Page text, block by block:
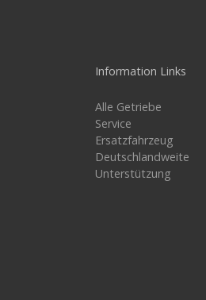
Information Links
Alle Getriebe
Service
Ersatzfahrzeug
Deutschlandweite
Unterstützung